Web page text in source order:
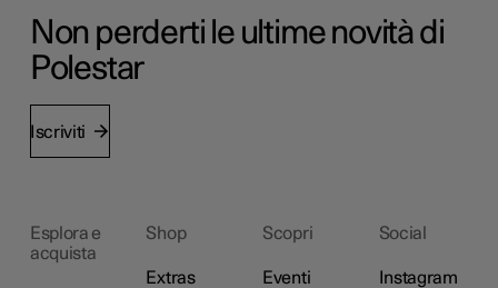
Non perderti le ultime novità di
Polestar
Iscriviti
Esplora e
acquista
Shop
Extras
Scopri
Eventi
Social
Instagram